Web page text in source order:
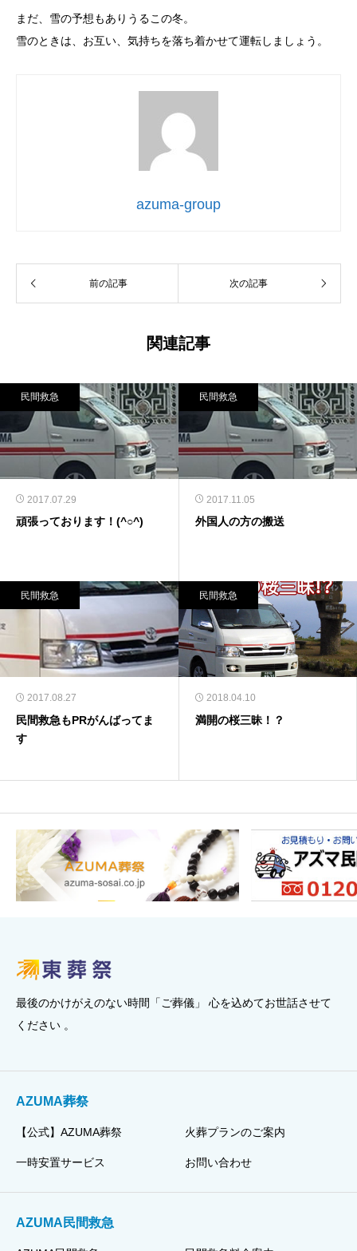
まだ、雪の予想もありうるこの冬。
雪のときは、お互い、気持ちを落ち着かせて運転しましょう。
azuma-group
前の記事 次の記事
関連記事
民間救急
2017.07.29
頑張っております！(^○^)
民間救急
2017.11.05
外国人の方の搬送
民間救急
2017.08.27
民間救急もPRがんばってま
す
民間救急
2018.04.10
満開の桜三昧！？
最後のかけがえのない時間「ご葬儀」 心を込めてお世話させて
ください 。
AZUMA葬祭
【公式】AZUMA葬祭 火葬プランのご案内
一時安置サービス お問い合わせ
AZUMA民間救急